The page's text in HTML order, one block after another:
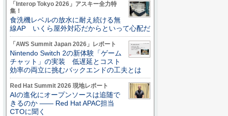
「Interop Tokyo 2026」アスキー全力特
集！
食洗機レベルの放水に耐え続ける無
線AP いくら屋外対応だからといって心配だ
「AWS Summit Japan 2026」レポート
Nintendo Switch 2の新体験「ゲーム
チャット」の実装 低遅延とコスト
効率の両立に挑むバックエンドの工夫とは
Red Hat Summit 2026 現地レポート
AIの進化にオープンソースは追随で
きるのか ―― Red Hat APAC担当
CTOに聞く